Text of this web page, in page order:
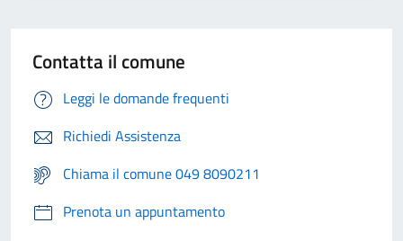
Contatta il comune
Leggi le domande frequenti
Richiedi Assistenza
Chiama il comune 049 8090211
Prenota un appuntamento